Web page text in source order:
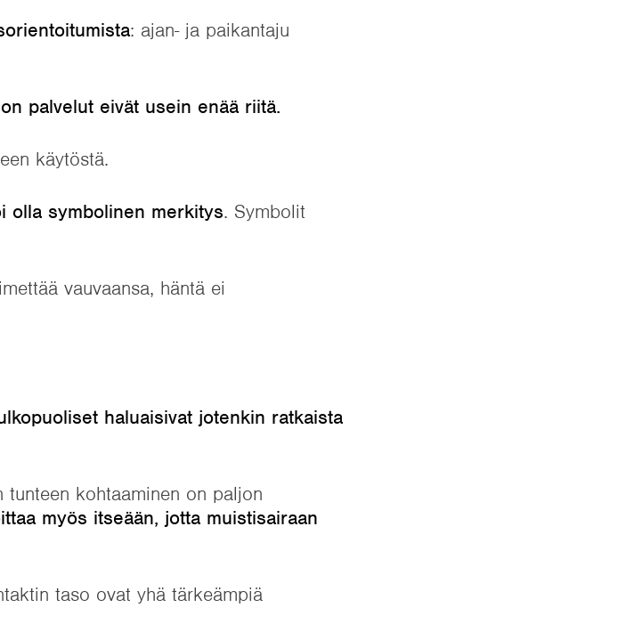
: ajan- ja paikantaju
palvelut eivät usein enää riitä.
käytöstä.
olla symbolinen merkitys. Symbolit
vauvaansa, häntä ei
haluaisivat jotenkin ratkaista
kohtaaminen on paljon
myös itseään, jotta muistisairaan
taso ovat yhä tärkeämpiä